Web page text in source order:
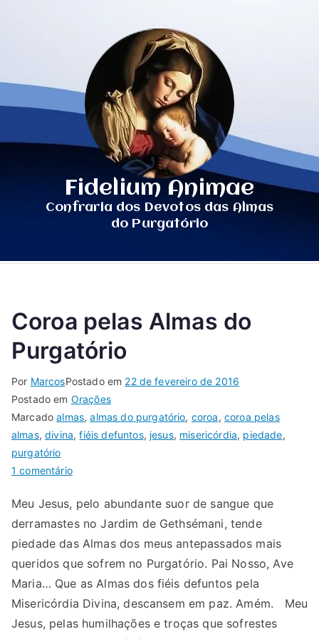
Fidelium Animae
Confraria dos Devotos das Almas
do Purgatório
Coroa pelas Almas do
Purgatório
Por MarcosPostado em 22 de fevereiro de 2016
Postado em Orações
Marcadoalmas,almas do purgatório, coroa, coroa pelas
almas,divina,fiéis defuntos, jesus, misericórdia, piedade,
purgatório
1 comentário
Meu Jesus, pelo abundante suor de sangue que
derramastes no Jardim de Gethsémani, tende
piedade das Almas dos meus antepassados mais
queridos que sofrem no Purgatório. Pai Nosso, Ave
Maria… Que as Almas dos fiéis defuntos pela
Misericórdia Divina, descansem em paz. Amém. Meu
Jesus, pelas humilhações e troças que sofrestes